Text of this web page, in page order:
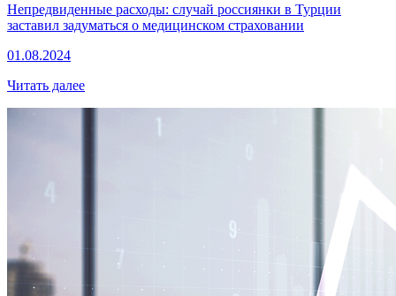
Непредвиденные расходы: случай россиянки в Турции
заставил задуматься о медицинском страховании
01.08.2024
Читать далее